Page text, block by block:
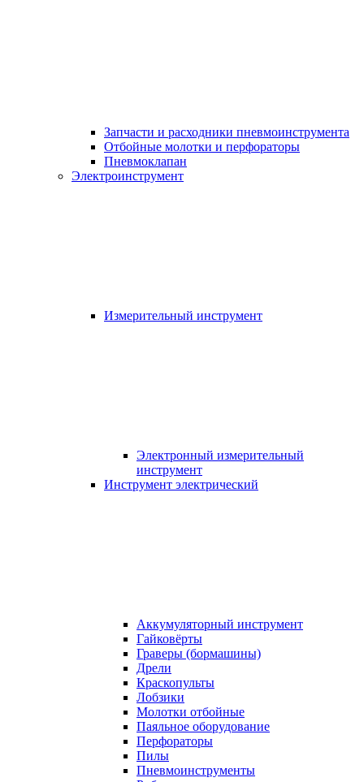
Запчасти и расходники пневмоинструмента
Отбойные молотки и перфораторы
Пневмоклапан
Электроинструмент
Измерительный инструмент
Электронный измерительный
инструмент
Инструмент электрический
Аккумуляторный инструмент
Гайковёрты
Граверы (бормашины)
Дрели
Краскопульты
Лобзики
Молотки отбойные
Паяльное оборудование
Перфораторы
Пилы
Пневмоинструменты